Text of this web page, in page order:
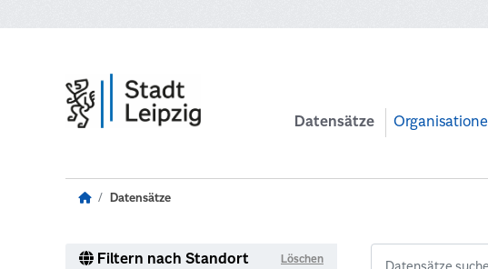
Datensätze
Datensätze
Filtern nach Standort Löschen